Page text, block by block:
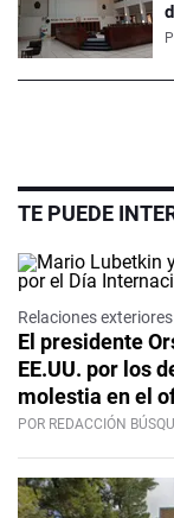
TE PUEDE
Relaciones exteriores
El presidente
EE.UU. por los
molestia en el
POR REDACCIÓN